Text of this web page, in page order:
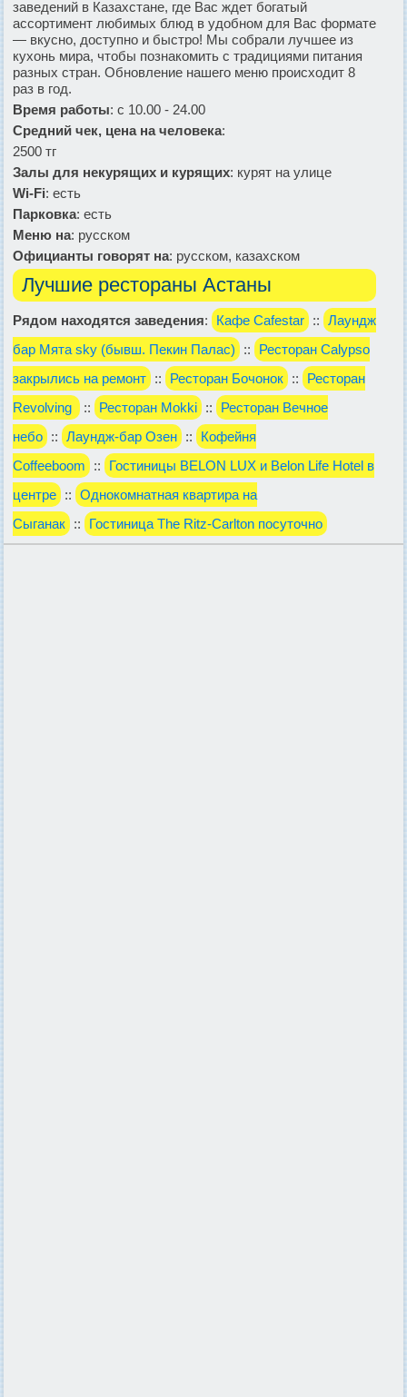
заведений в Казахстане, где Вас ждет богатый
ассортимент любимых блюд в удобном для Вас формате
— вкусно, доступно и быстро! Мы собрали лучшее из
кухонь мира, чтобы познакомить с традициями питания
разных стран. Обновление нашего меню происходит 8
раз в год.
Время работы: с 10.00 - 24.00
Средний чек, цена на человека:
2500 тг
Залы для некурящих и курящих: курят на улице
Wi-Fi: есть
Парковка: есть
Меню на: русском
Официанты говорят на: русском, казахском
Лучшие рестораны Астаны
Рядом находятся заведения: Кафе Cafestar :: Лаундж
бар Мята sky (бывш. Пекин Палас)
::
Ресторан Calypso
закрылись на ремонт :: Ресторан Бочонок ::
Ресторан
Revolving
:: Ресторан Mokki ::
Ресторан Вечное
небо :: Лаундж-бар Озен ::
Кофейня
Coffeeboom
::
Гостиницы BELON LUX и Belon Life Hotel в
центре :: Однокомнатная квартира на
Сыганак :: Гостиница The Ritz-Carlton посуточно